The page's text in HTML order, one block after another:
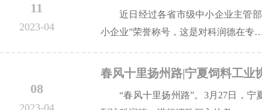
11
2023-04
近日经过各省市级中小企业主管
小企业”荣誉称号，这是对科润德在专
08
2023-04
春风十里扬州路|宁夏饲料工业
“春风十里扬州路”。3月27日，